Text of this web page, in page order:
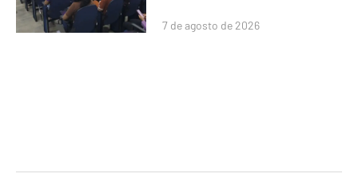
7 de agosto de 2026